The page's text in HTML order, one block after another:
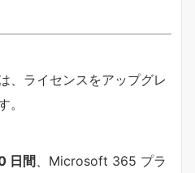
、ライセンスをアップグレ
。
日間 、Microsoft 365 プラ